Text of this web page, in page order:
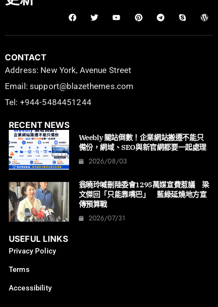
CONTACT
Address: New York, Avenue Street
Email: support@blazethemes.com
Tel: +944-5484451244
RECENT NEWS
Weebly 關站倒數！企業網站搬遷不能只
備份，網域、SEO與新官網都要一起處理
2026/08/03
翁曉玲喊刪陸委會1295萬媒宣費惹議 梁
文傑回「只能靠嘴巴」 藍綠延燒地方宣
傳預算戰
2026/07/31
USEFUL LINKS
Privacy Policy
Terms
Accessibility